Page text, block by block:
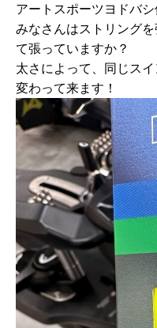
アートスポーツヨドバシ
みなさんはストリング
て張っていますか？
太さによって、同じス
変わって来ます！